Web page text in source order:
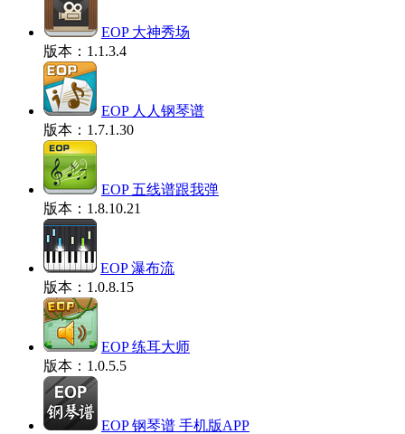
EOP 大神秀场
版本：1.1.3.4
EOP 人人钢琴谱
版本：1.7.1.30
EOP 五线谱跟我弹
版本：1.8.10.21
EOP 瀑布流
版本：1.0.8.15
EOP 练耳大师
版本：1.0.5.5
EOP 钢琴谱 手机版APP